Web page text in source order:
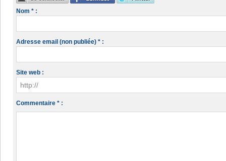
Nom * :
Adresse email (non publiée) * :
Site web :
Commentaire * :